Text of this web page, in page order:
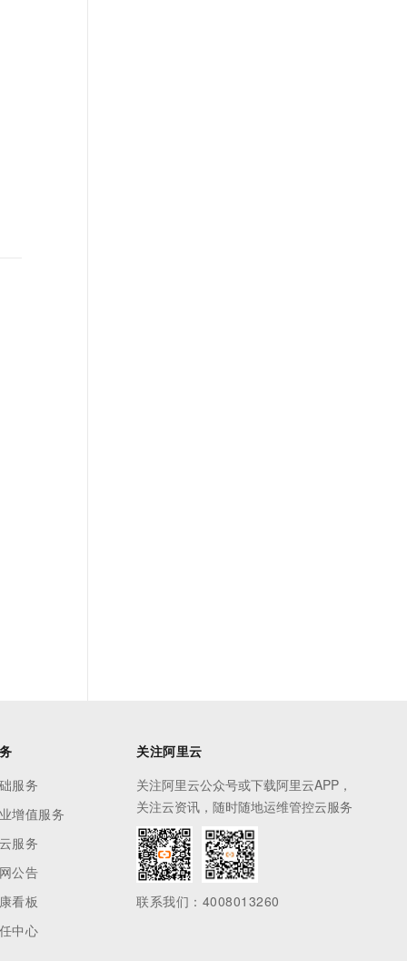
服务
增值服务
服务
公告
看板
中心
关注阿里云
关注阿里云公众号或下载阿里云APP，
关注云资讯，随时随地运维管控云服务
联系我们：4008013260